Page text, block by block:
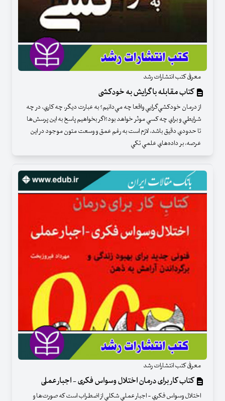
معرفی کتب انتشارات رشد
کتاب مقابله با گرایش به خودکشی
از درمان خودكشي‌گرايي واقعا چه مي‌دانيم؟ به عبارت ديگر، چه كاري، در چه
شرايطي و براي چه كسي موثر خواهد بود؟اگر بخواهيم پاسخ به اين پرسش‌ها
تا حدودي دقيق باشد، لازم است به رغم عمق و وسعت متون موجود در اين
عرصه، بر داده‌هاي علمي تكي
معرفی کتب انتشارات رشد
کتاب کار برای درمان اختلال وسواس فکری - اجبار عملی
اختلال وسواس فكري - اجبار عملي شكلي از اضطراب است كه صورت‌ها و